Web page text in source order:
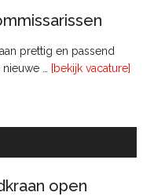
prettig en passend
…
[bekijk vacature]
open